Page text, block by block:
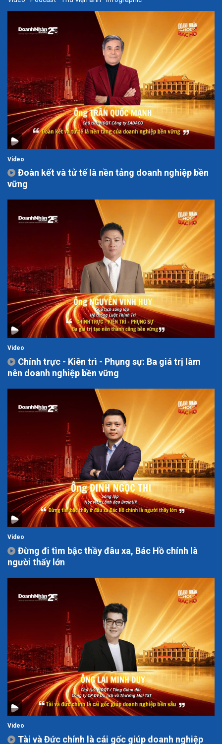
Video
Đoàn kết và tử tế là nền tảng doanh nghiệp bền
vững
Video
Chính trực - Kiên trì - Phụng sự: Ba giá trị làm
nên doanh nghiệp bền vững
Video
Đừng đi tìm bậc thầy đâu xa, Bác Hồ chính là
người thấy lớn
Video
Tài và Đức chính là cái gốc giúp doanh nghiệp